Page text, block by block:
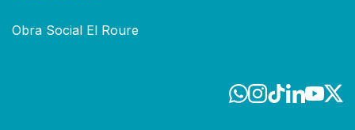
Obra Social El Roure